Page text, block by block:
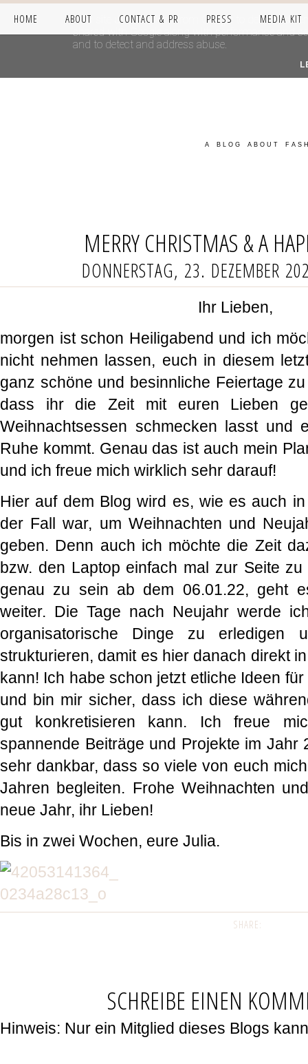
HOME ABOUT CONTACT & PR PRESS MEDIA KIT
A BLOG ABOUT
MERRY CHRISTMAS & A
DONNERSTAG, 23. DEZEMBER
Ihr Lieben,
morgen ist schon Heiligabend und ich
nicht nehmen lassen, euch in diesem
ganz schöne und besinnliche Feiertage
dass ihr die Zeit mit euren Lieben
Weihnachtsessen schmecken lasst und
Ruhe kommt. Genau das ist auch mein
und ich freue mich wirklich sehr darauf!
Hier auf dem Blog wird es, wie es auch
der Fall war, um Weihnachten und
geben. Denn auch ich möchte die Zeit
bzw. den Laptop einfach mal zur Seite
genau zu sein ab dem 06.01.22, geht
weiter. Die Tage nach Neujahr werde
organisatorische Dinge zu
strukturieren, damit es hier danach direkt
kann! Ich habe schon jetzt etliche Ideen
und bin mir sicher, dass ich diese
gut konkretisieren kann. Ich freue
spannende Beiträge und Projekte im Jahr
sehr dankbar, dass so viele von euch
Jahren begleiten. Frohe Weihnachten
neue Jahr, ihr Lieben!
Bis in zwei Wochen, eure Julia.
SHARE:
SCHREIBE EINEN
Hinweis: Nur ein Mitglied dieses Blogs
This site uses cookies from Google to deliver its
shared with Google along with performance and
and to detect and address abuse.